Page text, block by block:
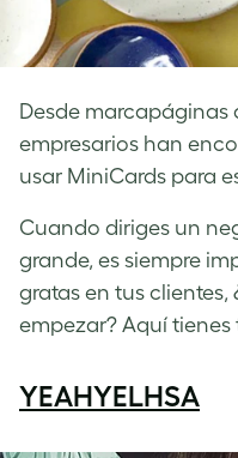
Desde marcapáginas
empresarios han
usar MiniCards para
Cuando diriges un
grande, es siempre
gratas en tus clientes,
empezar? Aquí tienes
YEAHYELHSA